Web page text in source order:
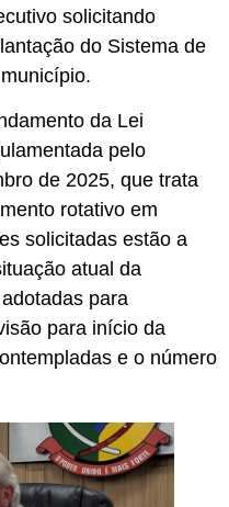
solicitando
do Sistema de
da Lei
pelo
de 2025, que trata
rotativo em
solicitadas estão a
atual da
para
para início da
e o número